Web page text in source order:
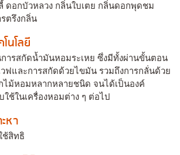
อกบัวหลวง กลิ่นใบเตย กลิ่นดอกพุดชม
ตรึงกลิ่น
นโลยี
ารสกัดน้ำมันหอมระเหย ซึ่งมีทั้งผ่านขั้นตอน
ฟและการสกัดด้วยไขมัน รวมถึงการกลั่นด้วย
ไม้หอมหลากหลายชนิด จนได้เป็นองค์
ช้ในเครื่องหอมต่าง ๆ ต่อไป
หา
ช้สิทธิ